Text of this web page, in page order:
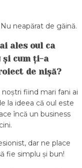
neapărat de găină.
ales oul ca
și cum ți-a
de nișă?
fiind mari fani ai
la ideea că oul este
încă un business
dar ne place
fie simplu și bun!